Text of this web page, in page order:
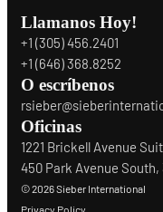
Llamanos Hoy!
+1 (305) 456.2401
+1 (646) 368.8252
O escríbenos
Oficinas
1221 Brickell Avenue
450 Park Avenue South,
© 2026 Sieber International
Privacy Policy